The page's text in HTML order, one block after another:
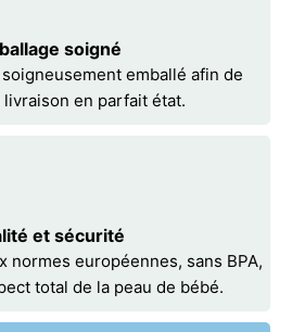
soigné
emballé afin de
en parfait état.
et sécurité
normes européennes, sans BPA,
total de la peau de bébé.